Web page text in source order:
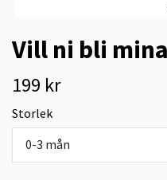
Vill ni bli
199 kr
Storlek
0-3 mån